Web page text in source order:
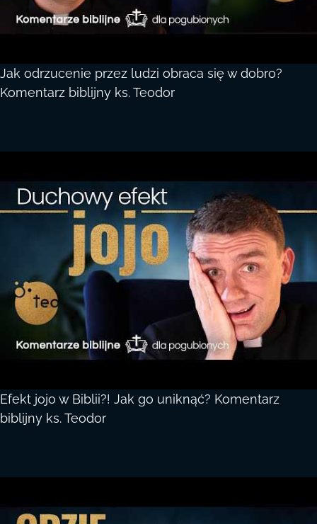
Jak odrzucenie przez ludzi obraca się w dobro?
Komentarz biblijny ks. Teodor
Efekt jojo w Biblii?! Jak go uniknąć? Komentarz
biblijny ks. Teodor